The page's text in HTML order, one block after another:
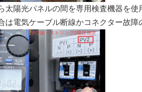
太陽光パネルの間を専用検査機器を
は電気ケーブル断線かコネクター故障